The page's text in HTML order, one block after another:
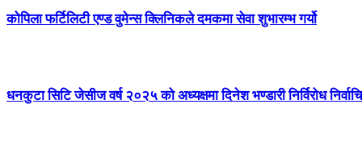
कोपिला फर्टिलिटी एण्ड वुमेन्स क्लिनिकले दमकमा सेवा शुभारम्भ गर्यो
धनकुटा सिटि जेसीज वर्ष २०२५ को अध्यक्षमा दिनेश भण्डारी निर्विरोध